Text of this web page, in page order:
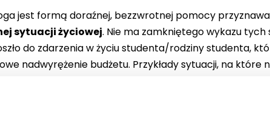
jest formą doraźnej, bezzwrotnej pomocy
sytuacji życiowej. Nie ma zamkniętego wykazu
do zdarzenia w życiu studenta/rodziny studenta,
nadwyrężenie budżetu. Przykłady sytuacji, na które